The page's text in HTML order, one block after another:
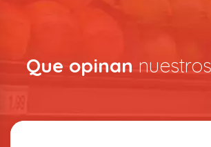
Que opinan